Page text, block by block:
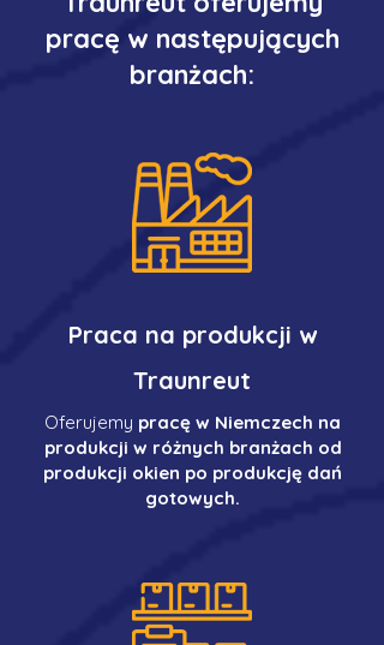
pracę w następujących
branżach:
Praca na produkcji w
Traunreut
Oferujemy pracę w Niemczech na
produkcji w różnych branżach od
produkcji okien po produkcję dań
gotowych.